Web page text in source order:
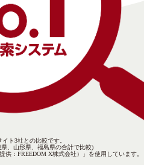
ト3社との比較です。
、山形県、福島県の合計で比較)
供：FREEDOM X株式会社）」を使用しています。